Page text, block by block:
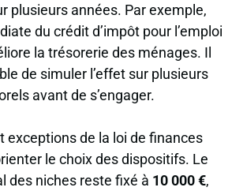
plusieurs années. Par exemple,
du crédit d’impôt pour l’emploi
la trésorerie des ménages. Il
de simuler l’effet sur plusieurs
avant de s’engager.
exceptions de la loi de finances
le choix des dispositifs. Le
des niches reste fixé à 10 000 €,